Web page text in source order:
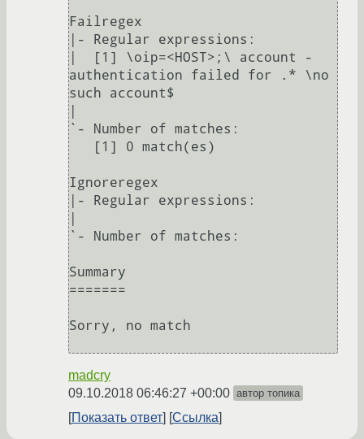
Failregex
|- Regular expressions:
|  [1] \oip=<HOST>;\ account -
authentication failed for .* \no
such account$
`- Number of matches:
Ignoreregex
|- Regular expressions:
`- Number of matches:
Summary
=======
Sorry, no match
madcry
09.10.2018 06:46:27 +00:00 автор топика
Показать ответ Ссылка